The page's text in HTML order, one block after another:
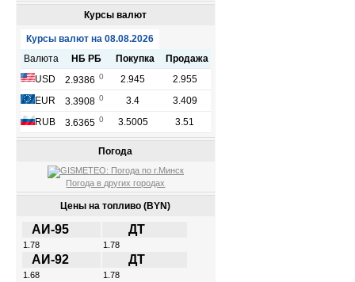
Курсы валют
Погода
Погода в других городах
Цены на топливо (BYN)
АИ-95 ДТ
1.78 1.78
АИ-92 ДТ
1.68 1.78